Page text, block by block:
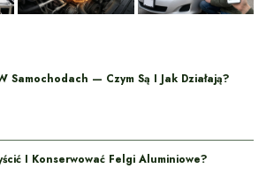
Samochodach — Czym Są I Jak Działają?
I Konserwować Felgi Aluminiowe?